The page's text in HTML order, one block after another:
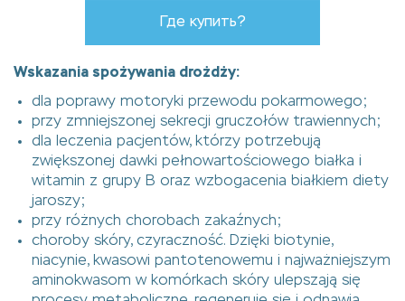
Где купить?
Wskazania spożywania drożdży:
dla poprawy motoryki przewodu pokarmowego;
przy zmniejszonej sekrecji gruczołów trawiennych;
dla leczenia pacjentów, którzy potrzebują
zwiększonej dawki pełnowartościowego białka i
witamin z grupy B oraz wzbogacenia białkiem diety
jaroszy;
przy różnych chorobach zakaźnych;
choroby skóry, czyraczność. Dzięki biotynie,
niacynie, kwasowi pantotenowemu i najważniejszym
aminokwasom w komórkach skóry ulepszają się